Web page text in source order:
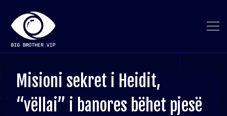
Misioni sekret i Heidit,
“vëllai” i banores bëhet pjesë